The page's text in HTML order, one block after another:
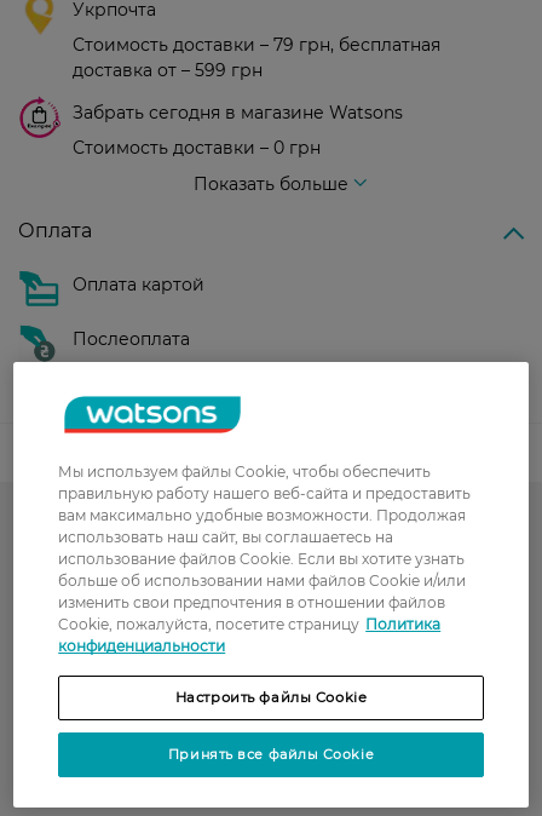
Укрпочта
Стоимость доставки – 79 грн, бесплатная
доставка от – 599 грн
Забрать сегодня в магазине Watsons
Стоимость доставки – 0 грн
Показать больше
Оплата
Оплата картой
Послеоплата
-50% на обраний асортимент
Гарячий сезон у WATSONS
Колготки женские
Art G, Intuicia, Siela
Распродажа: бери 3, плати за 2
Мы используем файлы Cookie, чтобы обеспечить
правильную работу нашего веб-сайта и предоставить
вам максимально удобные возможности. Продолжая
использовать наш сайт, вы соглашаетесь на
использование файлов Cookie. Если вы хотите узнать
больше об использовании нами файлов Cookie и/или
изменить свои предпочтения в отношении файлов
Cookie, пожалуйста, посетите страницу Политика
конфиденциальности
Настроить файлы Cookie
Принять все файлы Cookie